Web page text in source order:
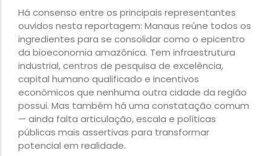
Há consenso entre os principais representantes
ouvidos nesta reportagem: Manaus reúne todos os
ingredientes para se consolidar como o epicentro
da bioeconomia amazônica. Tem infraestrutura
industrial, centros de pesquisa de excelência,
capital humano qualificado e incentivos
econômicos que nenhuma outra cidade da região
possui. Mas também há uma constatação comum
— ainda falta articulação, escala e políticas
públicas mais assertivas para transformar
potencial em realidade.